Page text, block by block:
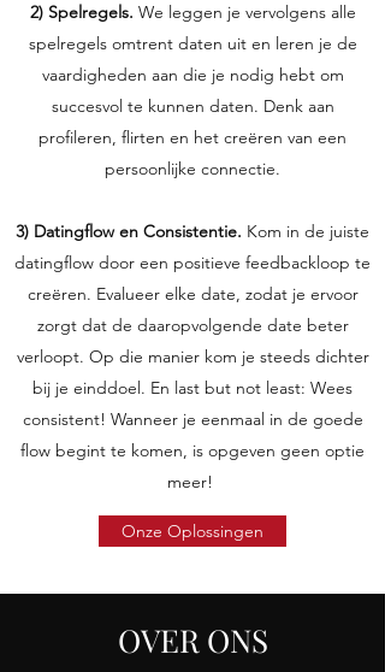
2) Spelregels. We leggen je vervolgens alle
spelregels omtrent daten uit en leren je de
vaardigheden aan die je nodig hebt om
succesvol te kunnen daten. Denk aan
profileren, flirten en het creëren van een
persoonlijke connectie.
3) Datingflow en Consistentie. Kom in de juiste
datingflow door een positieve feedbackloop te
creëren. Evalueer elke date, zodat je ervoor
zorgt dat de daaropvolgende date beter
verloopt. Op die manier kom je steeds dichter
bij je einddoel. En last but not least: Wees
consistent! Wanneer je eenmaal in de goede
flow begint te komen, is opgeven geen optie
meer!
Onze Oplossingen
OVER ONS